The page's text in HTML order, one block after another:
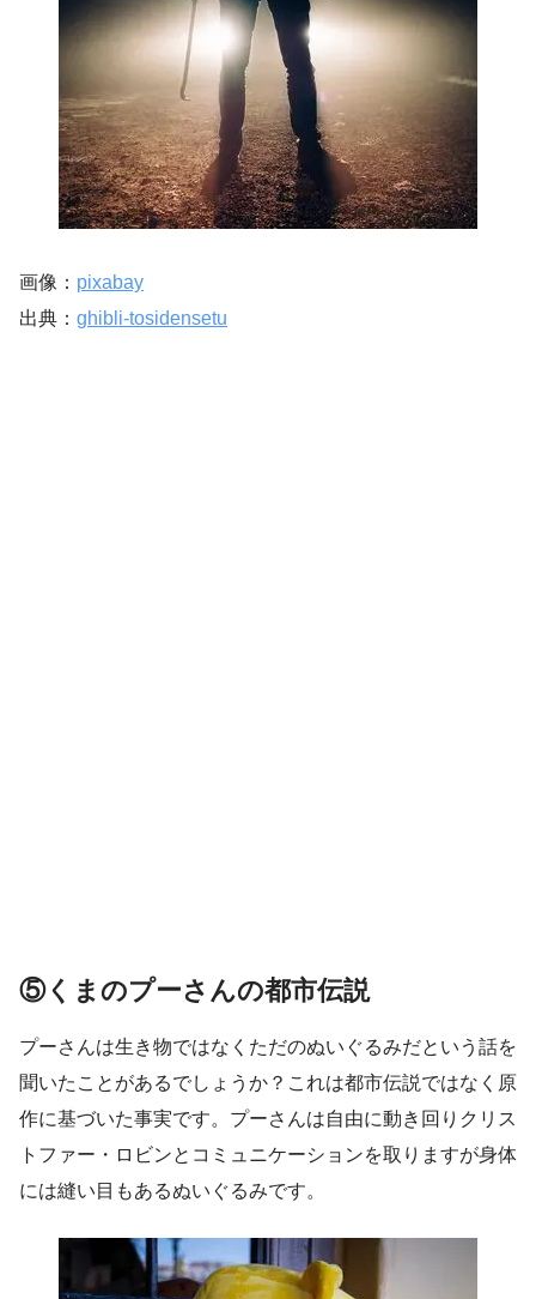
画像： pixabay
出典： ghibli-tosidensetu
⑤くまのプーさんの都市伝説
プーさんは生き物ではなくただのぬいぐるみだという話を
聞いたことがあるでしょうか？これは都市伝説ではなく原
作に基づいた事実です。プーさんは自由に動き回りクリス
トファー・ロビンとコミュニケーションを取りますが身体
には縫い目もあるぬいぐるみです。